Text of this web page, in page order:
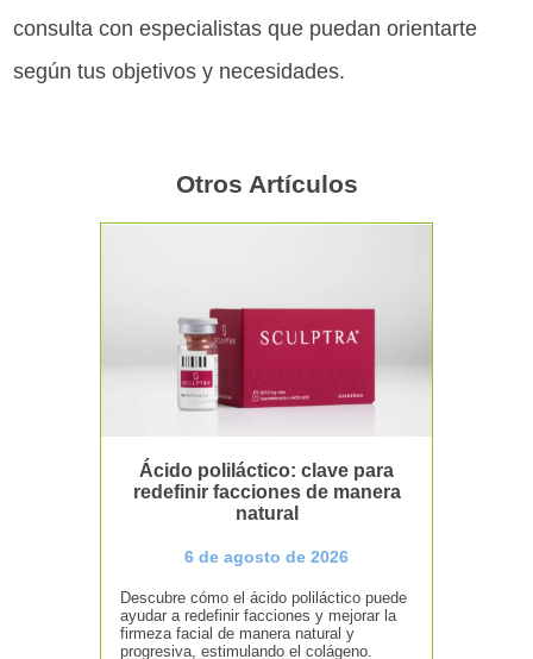
consulta con especialistas que puedan orientarte
según tus objetivos y necesidades.
Otros Artículos
Ácido poliláctico: clave para
redefinir facciones de manera
natural
6 de agosto de 2026
Descubre cómo el ácido poliláctico puede
ayudar a redefinir facciones y mejorar la
firmeza facial de manera natural y
progresiva, estimulando el colágeno.